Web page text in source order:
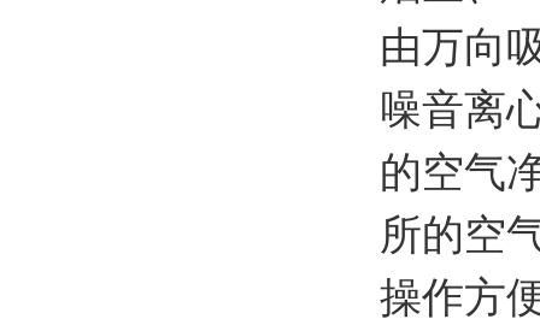
由万向
噪音离
的空气
所的空
操作方